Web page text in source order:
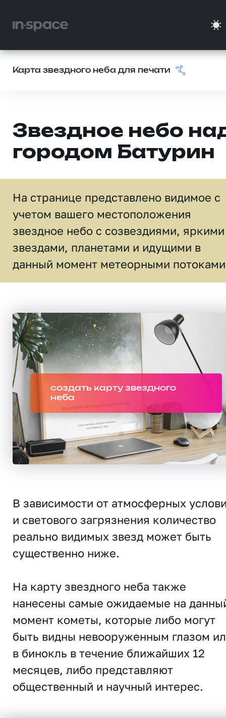
Карта звездного неба для печати
Звездное небо
городом Батурин
На странице представлено видимое c
учетом вашего местоположения
звездное небо c созвездиями, яркими
звездами, планетами и идущими в
данный момент метеорными
создать карту звездного
неба
В зависимости от атмосферных
и светового загрязнения количество
реально видимых звезд может быть
существенно ниже.
На карту звездного неба также
нанесены самые ожидаемые на
момент кометы, которые либо могут
быть видны невооруженным глазом
в бинокль в течение ближайших 12
месяцев, либо представляют
общественный и научный интерес.